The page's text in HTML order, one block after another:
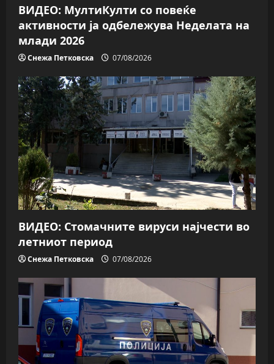
ВИДЕО: МултиКулти со повеќе
активности ја одбележува Неделата на
млади 2026
Снежа Петковска 07/08/2026
ВИДЕО: Стомачните вируси најчести во
летниот период
Снежа Петковска 07/08/2026